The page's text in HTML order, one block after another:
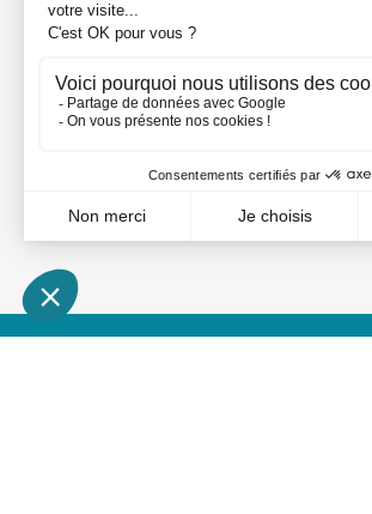
Rail à sceller - Gorge O
20
HEAVY Z3